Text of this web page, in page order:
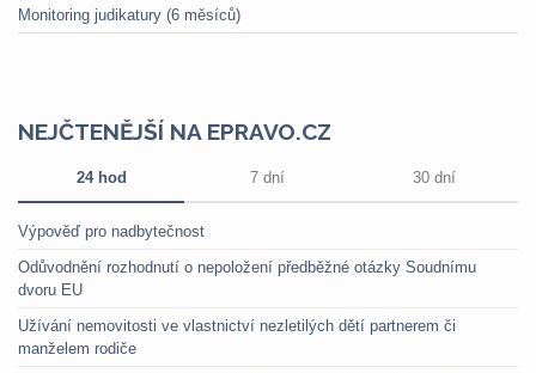
Monitoring judikatury (6 měsíců)
NEJČTENĚJŠÍ NA EPRAVO.CZ
24 hod 7 dní 30 dní
Výpověď pro nadbytečnost
Odůvodnění rozhodnutí o nepoložení předběžné otázky Soudnímu
dvoru EU
Užívání nemovitosti ve vlastnictví nezletilých dětí partnerem či
manželem rodiče